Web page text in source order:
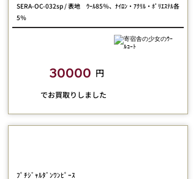
SERA-OC-032sp / 表地 ｳｰﾙ85％、ﾅｲﾛﾝ・ｱｸﾘﾙ・ﾎﾟﾘｴｽﾃﾙ各
5％
30000 円
​でお買取りしました
ﾌﾟﾁｼﾞｬﾙﾀﾞﾝﾜﾝﾋﾟｰｽ